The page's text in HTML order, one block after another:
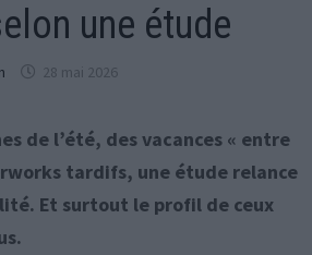
une étude
28 mai 2026
de l’été, des vacances « entre
tardifs, une étude relance
Et surtout le profil de ceux